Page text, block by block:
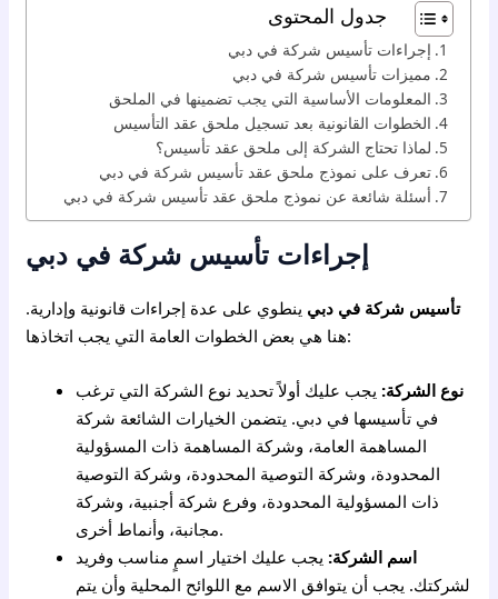
جدول المحتوى
إجراءات تأسيس شركة في دبي
مميزات تأسيس شركة في دبي
المعلومات الأساسية التي يجب تضمينها في الملحق
الخطوات القانونية بعد تسجيل ملحق عقد التأسيس
لماذا تحتاج الشركة إلى ملحق عقد تأسيس؟
تعرف على نموذج ملحق عقد تأسيس شركة في دبي
أسئلة شائعة عن نموذج ملحق عقد تأسيس شركة في دبي
إجراءات تأسيس شركة في دبي
تأسيس شركة في دبي ينطوي على عدة إجراءات قانونية وإدارية.
هنا هي بعض الخطوات العامة التي يجب اتخاذها:
نوع الشركة: يجب عليك أولاً تحديد نوع الشركة التي ترغب
في تأسيسها في دبي. يتضمن الخيارات الشائعة شركة
المساهمة العامة، وشركة المساهمة ذات المسؤولية
المحدودة، وشركة التوصية المحدودة، وشركة التوصية
ذات المسؤولية المحدودة، وفرع شركة أجنبية، وشركة
مجانبة، وأنماط أخرى.
اسم الشركة: يجب عليك اختيار اسمٍ مناسب وفريد
لشركتك. يجب أن يتوافق الاسم مع اللوائح المحلية وأن يتم